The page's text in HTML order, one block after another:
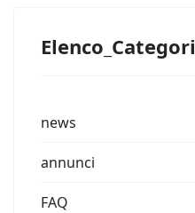
news
annunci
FAQ